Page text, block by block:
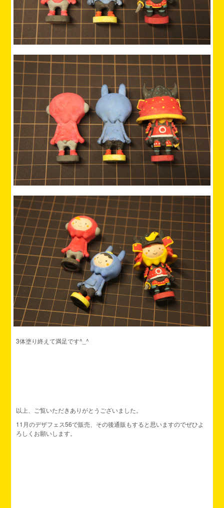
3体塗り終えて満足です^_^
以上、ご覧いただきありがとうございました。
11月のデザフェス56で販売、その後通販もすると思いますのでぜひよ
ろしくお願いします。